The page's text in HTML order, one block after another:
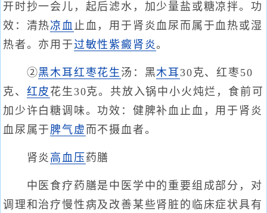
开时抄一会儿，起后滤水，加少量盐或糖凉拌。功
效：清热凉血止血，用于肾炎血尿而属于血热或湿
热者。亦用于过敏性紫癜肾炎。
②黑木耳红枣花生 汤：黑木耳 30克、红枣50
克、 红皮 花生30克。共放入锅中小火炖烂，食前可
加少许白糖调味。功效：健脾补血止血，用于肾炎
血尿属于 脾气虚 而不摄血者。
肾炎 高血压 药膳
中医食疗药膳是中医学中的重要组成部分，对
调理和治疗慢性病及改善某些肾脏的临床症状具有